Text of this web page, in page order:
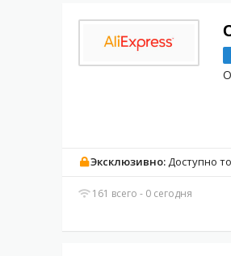
Эксклюзивно:Доступно
161 всего - 0 сегодня